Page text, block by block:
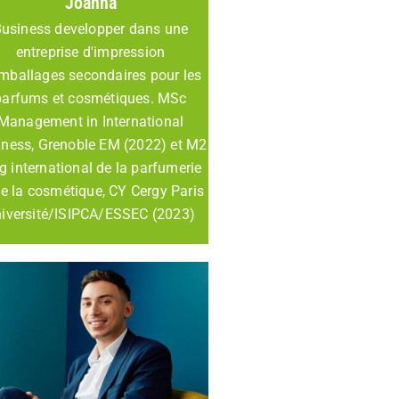
developper dans une
entreprise d'impression
secondaires pour les
et cosmétiques. MSc
in International
Grenoble EM (2022) et M2
international de la parfumerie
la cosmétique, CY Cergy Paris
ISIPCA/ESSEC (2023)